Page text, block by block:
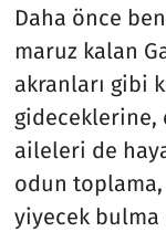
Daha önce
maruz kalan
akranları gibi
gideceklerine,
aileleri de
odun toplama,
yiyecek